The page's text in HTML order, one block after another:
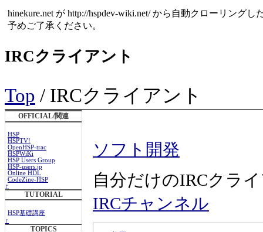
hinekure.net が http://hspdev-wiki.net/ から自動クローリング
予めご了承ください。
IRCクライアント
Top / IRCクライアント
OFFICIAL/関連
HSP
HSPTV!
OpenHSP-trac
HSPWiKi
HSP Users Group
HSP-users.jp
Online HDL
CodeZine-HSP
↑
TUTORIAL
HSP基礎講座
↑
TOPICS
ソフト開発
自分だけのIRCクラ
IRCチャンネル